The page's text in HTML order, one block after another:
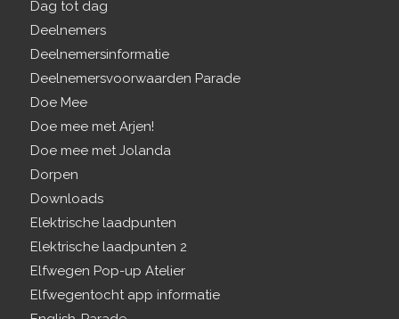
Dag tot dag
Deelnemers
Deelnemersinformatie
Deelnemersvoorwaarden Parade
Doe Mee
Doe mee met Arjen!
Doe mee met Jolanda
Dorpen
Downloads
Elektrische laadpunten
Elektrische laadpunten 2
Elfwegen Pop-up Atelier
Elfwegentocht app informatie